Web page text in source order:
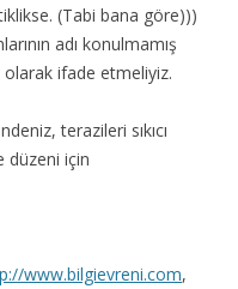
(Tabi bana göre)))
adı konulmamış
ifade etmeliyiz.
terazileri sıkıcı
düzeni için
www.bilgievreni.com,